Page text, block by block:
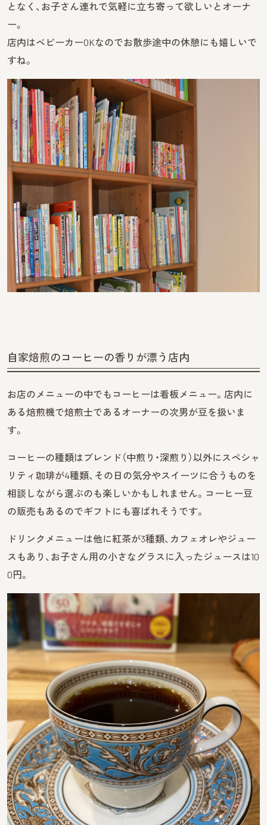
となく、お子さん連れで気軽に立ち寄って欲しいとオーナ
ー。
店内はベビーカーOKなのでお散歩途中の休憩にも嬉しいで
すね。
自家焙煎のコーヒーの香りが漂う店内
お店のメニューの中でもコーヒーは看板メニュー。店内に
ある焙煎機で焙煎士であるオーナーの次男が豆を扱いま
す。
コーヒーの種類はブレンド（中煎り・深煎り）以外にスペシャ
リティ珈琲が4種類、その日の気分やスイーツに合うものを
相談しながら選ぶのも楽しいかもしれません。コーヒー豆
の販売もあるのでギフトにも喜ばれそうです。
ドリンクメニューは他に紅茶が3種類、カフェオレやジュー
スもあり、お子さん用の小さなグラスに入ったジュースは10
0円。